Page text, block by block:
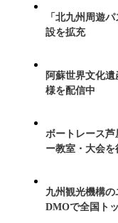
「北九州周遊
設を拡充
阿蘇世界文化
様を配信中
ボートレース
ー教室・大会を
九州観光機構
DMOで全国ト